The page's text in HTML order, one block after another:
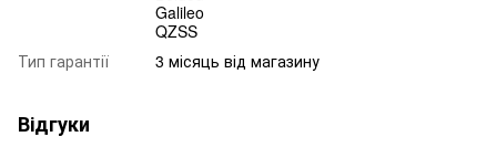
Galileo
QZSS
Тип гарантії
3 місяць від магазину
Відгуки